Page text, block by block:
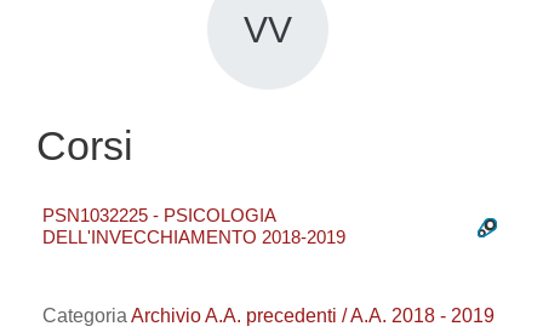
VV
Corsi
PSN1032225 - PSICOLOGIA
DELL'INVECCHIAMENTO 2018-2019
Categoria Archivio A.A. precedenti / A.A. 2018 - 2019